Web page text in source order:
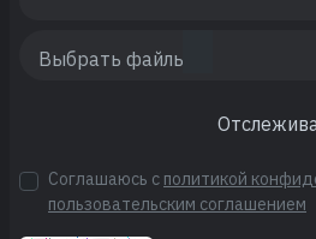
Соглашаюсь с политикой
пользовательским соглашением